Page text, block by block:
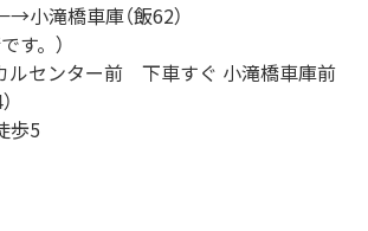
小滝橋車庫（飯62）
す。）
ルセンター前 下車すぐ 小滝橋車庫前
5